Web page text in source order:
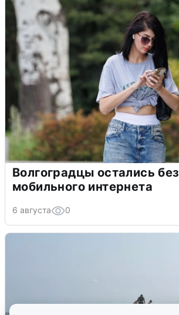
Волгоградцы остались без
мобильного интернета
6 августа 0